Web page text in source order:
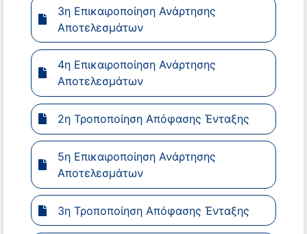
3η Επικαιροποίηση Ανάρτησης
Αποτελεσμάτων
4η Επικαιροποίηση Ανάρτησης
Αποτελεσμάτων
2η Τροποποίηση Απόφασης Ένταξης
5η Επικαιροποίηση Ανάρτησης
Αποτελεσμάτων
3η Τροποποίηση Απόφασης Ένταξης